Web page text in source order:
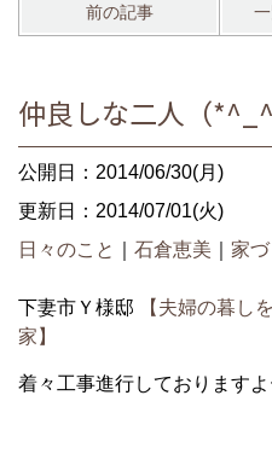
前の記事
仲良しな二人（
公開日：2014/06/30(月)
更新日：2014/07/01(火)
日々のこと
石倉恵美 家
下妻市Ｙ様邸 【夫婦の暮し
家】
着々工事進行しております